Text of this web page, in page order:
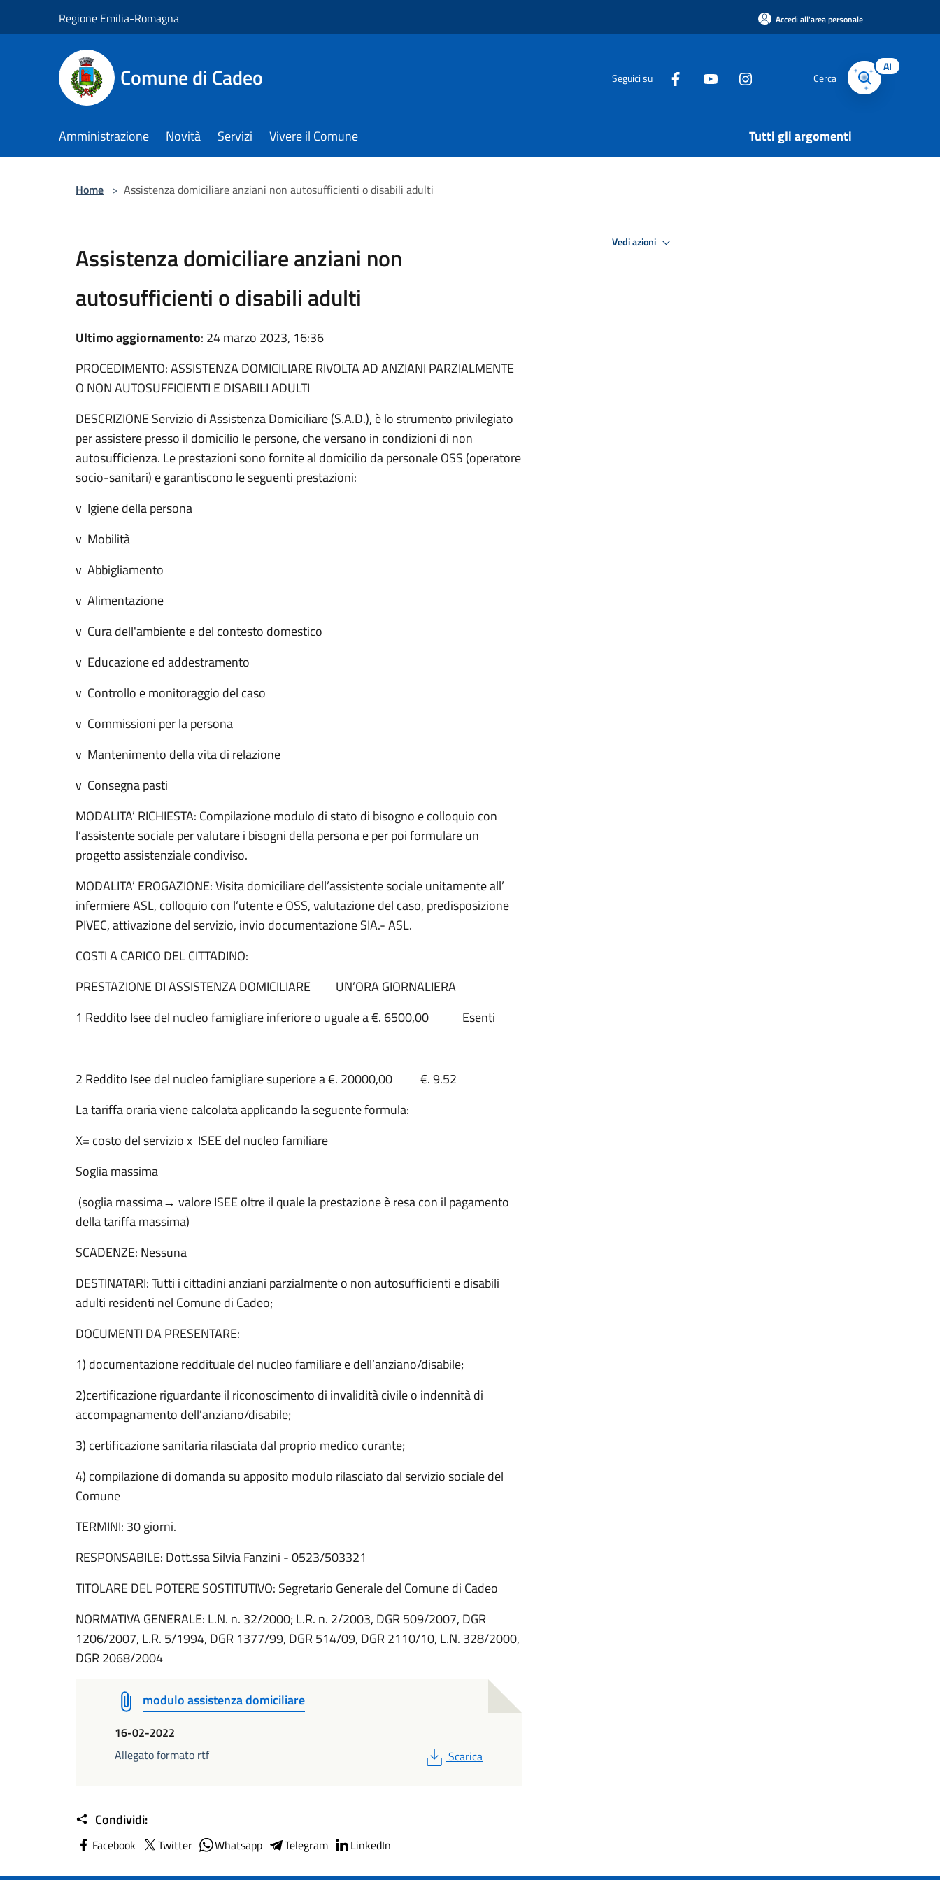
Regione Emilia-Romagna Accedi all'area personale
Comune di Cadeo Seguici su Cerca
AI
Amministrazione Novità Servizi Vivere il Comune Tutti gli argomenti
Home > Assistenza domiciliare anziani non autosufficienti o disabili adulti
Assistenza domiciliare anziani non
autosufficienti o disabili adulti
Ultimo aggiornamento: 24 marzo 2023, 16:36
PROCEDIMENTO: ASSISTENZA DOMICILIARE RIVOLTA AD ANZIANI PARZIALMENTE
O NON AUTOSUFFICIENTI E DISABILI ADULTI
DESCRIZIONE Servizio di Assistenza Domiciliare (S.A.D.), è lo strumento privilegiato
per assistere presso il domicilio le persone, che versano in condizioni di non
autosufficienza. Le prestazioni sono fornite al domicilio da personale OSS (operatore
socio-sanitari) e garantiscono le seguenti prestazioni:
v Igiene della persona
v Mobilità
v Abbigliamento
v Alimentazione
v Cura dell'ambiente e del contesto domestico
v Educazione ed addestramento
v Controllo e monitoraggio del caso
v Commissioni per la persona
v Mantenimento della vita di relazione
v Consegna pasti
MODALITA’ RICHIESTA: Compilazione modulo di stato di bisogno e colloquio con
l’assistente sociale per valutare i bisogni della persona e per poi formulare un
progetto assistenziale condiviso.
MODALITA’ EROGAZIONE: Visita domiciliare dell’assistente sociale unitamente all’
infermiere ASL, colloquio con l’utente e OSS, valutazione del caso, predisposizione
PIVEC, attivazione del servizio, invio documentazione SIA.- ASL.
COSTI A CARICO DEL CITTADINO:
PRESTAZIONE DI ASSISTENZA DOMICILIARE UN’ORA GIORNALIERA
1 Reddito Isee del nucleo famigliare inferiore o uguale a €. 6500,00 Esenti
2 Reddito Isee del nucleo famigliare superiore a €. 20000,00 €. 9.52
La tariffa oraria viene calcolata applicando la seguente formula:
X= costo del servizio x ISEE del nucleo familiare
Soglia massima
(soglia massima→ valore ISEE oltre il quale la prestazione è resa con il pagamento
della tariffa massima)
SCADENZE: Nessuna
DESTINATARI: Tutti i cittadini anziani parzialmente o non autosufficienti e disabili
adulti residenti nel Comune di Cadeo;
DOCUMENTI DA PRESENTARE:
1) documentazione reddituale del nucleo familiare e dell’anziano/disabile;
2)certificazione riguardante il riconoscimento di invalidità civile o indennità di
accompagnamento dell'anziano/disabile;
3) certificazione sanitaria rilasciata dal proprio medico curante;
4) compilazione di domanda su apposito modulo rilasciato dal servizio sociale del
Comune
TERMINI: 30 giorni.
RESPONSABILE: Dott.ssa Silvia Fanzini - 0523/503321
TITOLARE DEL POTERE SOSTITUTIVO: Segretario Generale del Comune di Cadeo
NORMATIVA GENERALE: L.N. n. 32/2000; L.R. n. 2/2003, DGR 509/2007, DGR
1206/2007, L.R. 5/1994, DGR 1377/99, DGR 514/09, DGR 2110/10, L.N. 328/2000,
DGR 2068/2004
modulo assistenza domiciliare
16-02-2022
Allegato formato rtf
PDF
Scarica
Condividi:
Facebook Twitter Whatsapp Telegram LinkedIn
Vedi azioni